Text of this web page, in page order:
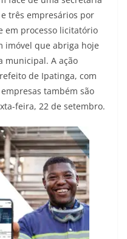
três empresários por
em processo licitatório
imóvel que abriga hoje
municipal. A ação
de Ipatinga, com
também são
feira, 22 de setembro.